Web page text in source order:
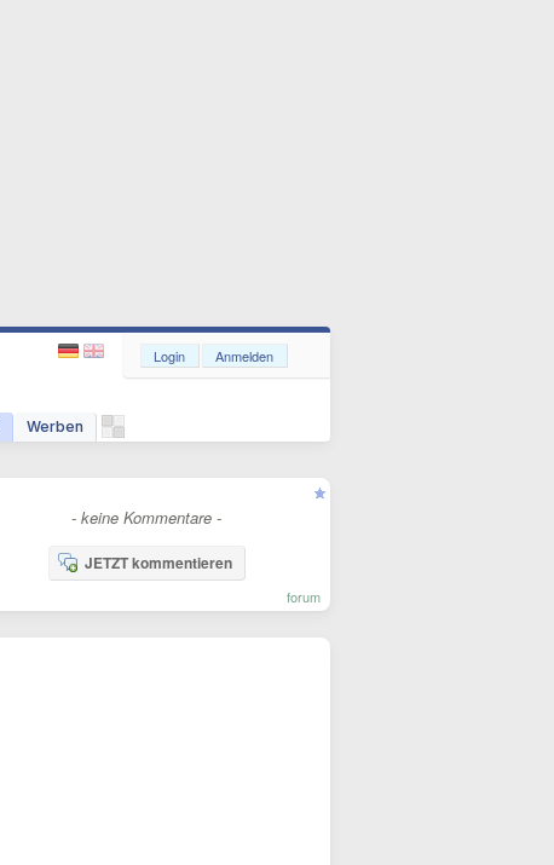
Werben
Login Anmelden
- keine Kommentare -
JETZT kommentieren
forum